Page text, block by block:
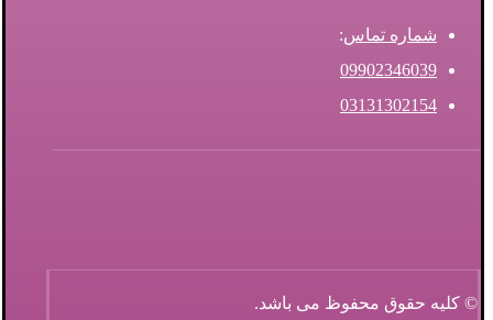
شماره تماس:
09902346039
03131302154
© کلیه حقوق محفوظ می باشد.